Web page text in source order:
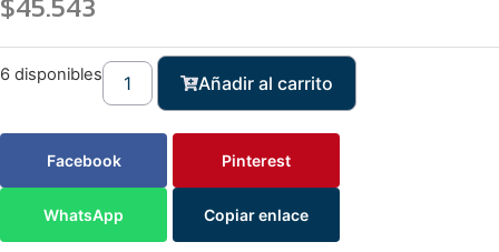
6 disponibles Añadir al carrito
Facebook Pinterest
WhatsApp Copiar enlace